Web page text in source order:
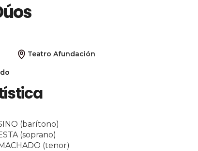
Teatro Afundación
(barítono)
(soprano)
(tenor)